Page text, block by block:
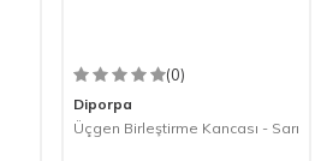
(0)
Diporpa
Üçgen Birleştirme Kancası - Sarı